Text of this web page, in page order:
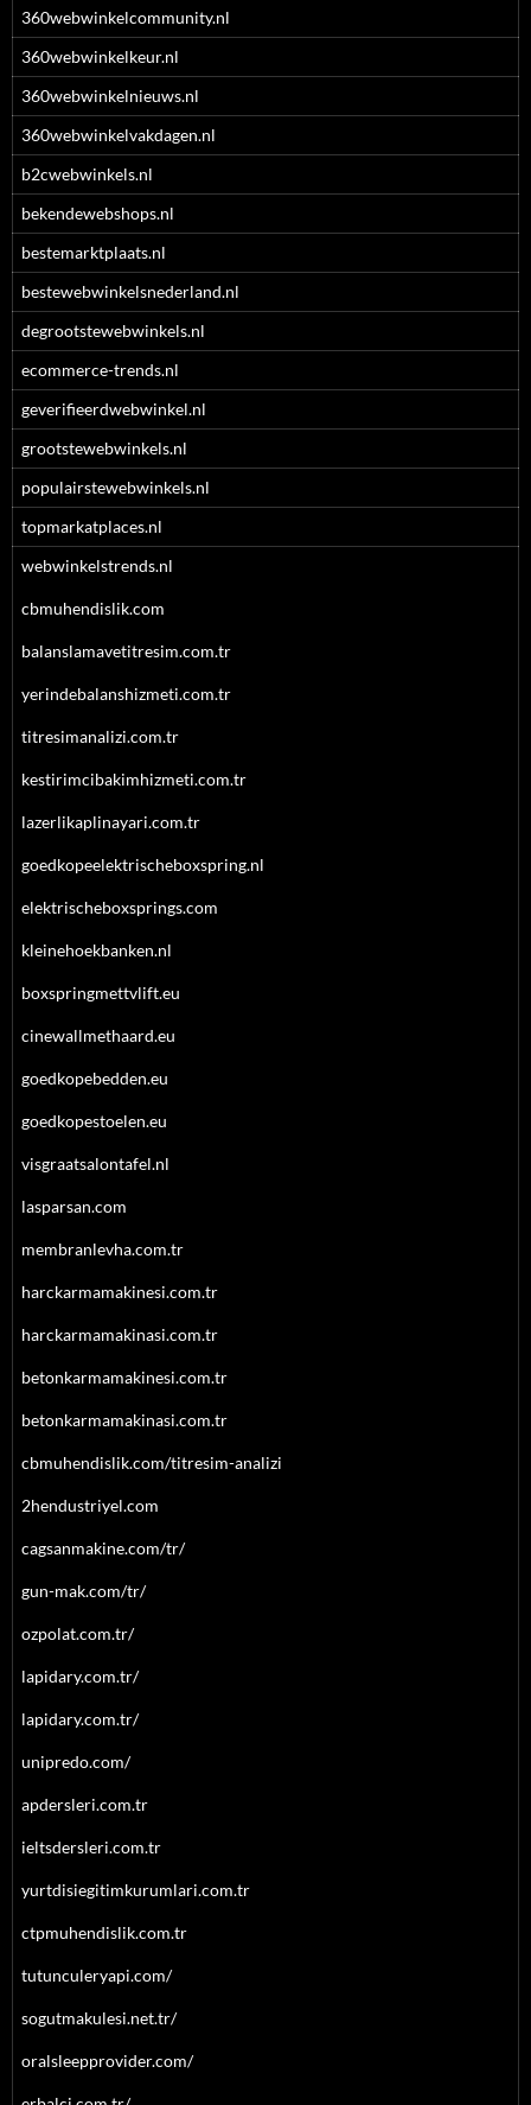
360webwinkelcommunity.nl
360webwinkelkeur.nl
360webwinkelnieuws.nl
360webwinkelvakdagen.nl
b2cwebwinkels.nl
bekendewebshops.nl
bestemarktplaats.nl
bestewebwinkelsnederland.nl
degrootstewebwinkels.nl
ecommerce-trends.nl
geverifieerdwebwinkel.nl
grootstewebwinkels.nl
populairstewebwinkels.nl
topmarkatplaces.nl
webwinkelstrends.nl
cbmuhendislik.com
balanslamavetitresim.com.tr
yerindebalanshizmeti.com.tr
titresimanalizi.com.tr
kestirimcibakimhizmeti.com.tr
lazerlikaplinayari.com.tr
goedkopeelektrischeboxspring.nl
elektrischeboxsprings.com
kleinehoekbanken.nl
boxspringmettvlift.eu
cinewallmethaard.eu
goedkopebedden.eu
goedkopestoelen.eu
visgraatsalontafel.nl
lasparsan.com
membranlevha.com.tr
harckarmamakinesi.com.tr
harckarmamakinasi.com.tr
betonkarmamakinesi.com.tr
betonkarmamakinasi.com.tr
cbmuhendislik.com/titresim-analizi
2hendustriyel.com
cagsanmakine.com/tr/
gun-mak.com/tr/
ozpolat.com.tr/
lapidary.com.tr/
lapidary.com.tr/
unipredo.com/
apdersleri.com.tr
ieltsdersleri.com.tr
yurtdisiegitimkurumlari.com.tr
ctpmuhendislik.com.tr
tutunculeryapi.com/
sogutmakulesi.net.tr/
oralsleepprovider.com/